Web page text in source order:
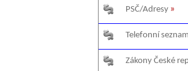
PSČ/Adresy »
Telefonní seznam
Zákony České